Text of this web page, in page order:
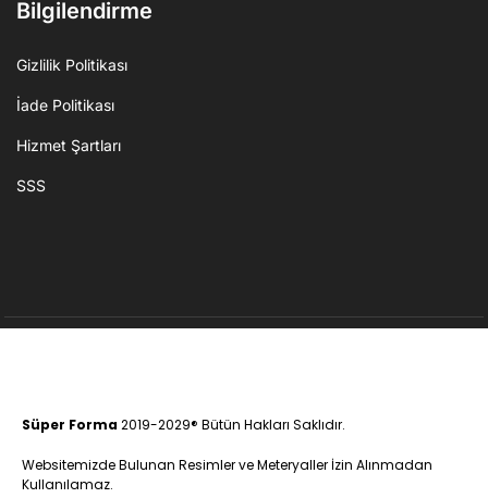
Bilgilendirme
Gizlilik Politikası
İade Politikası
Hizmet Şartları
SSS
Süper Forma2019-2029® Bütün Hakları Saklıdır.
Websitemizde Bulunan Resimler ve Meteryaller İzin Alınmadan
Kullanılamaz.